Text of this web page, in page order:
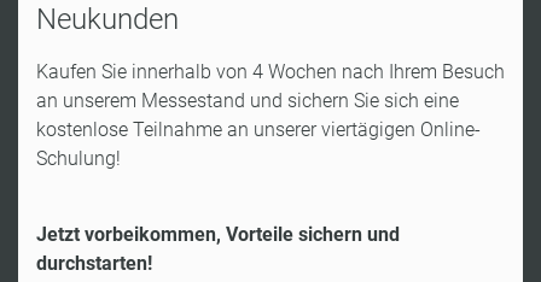
Neukunden
Kaufen Sie innerhalb von 4 Wochen nach Ihrem Besuch
an unserem Messestand und sichern Sie sich eine
kostenlose Teilnahme an unserer viertägigen Online-
Schulung!
Jetzt vorbeikommen, Vorteile sichern und
durchstarten!